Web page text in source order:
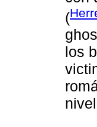
(
los